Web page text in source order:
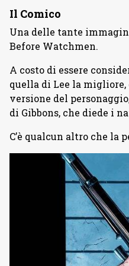
Il Comico
Una delle tante
Before Watchmen.
A costo di essere
quella di Lee la
versione del
di Gibbons, che diede i
C’è qualcun altro che la